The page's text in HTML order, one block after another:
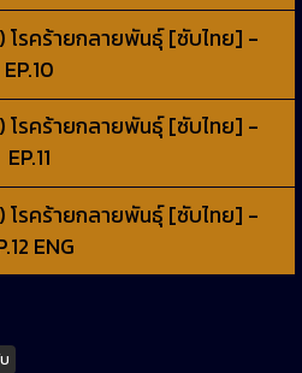
โรคร้ายกลายพันธุ์ [ซับไทย] -
EP.10
โรคร้ายกลายพันธุ์ [ซับไทย] -
EP.11
โรคร้ายกลายพันธุ์ [ซับไทย] -
ENG